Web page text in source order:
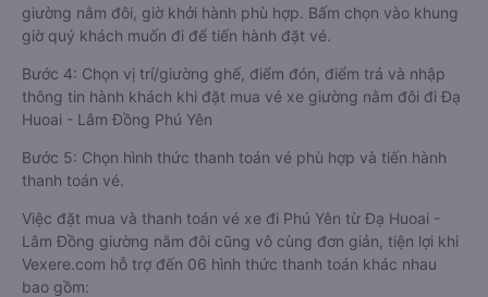
giường nằm đôi, giờ khởi hành phù hợp. Bấm chọn vào khung
giờ quý khách muốn đi để tiến hành đặt vé.
Bước 4: Chọn vị trí/giường ghế, điểm đón, điểm trả và nhập
thông tin hành khách khi đặt mua vé xe giường nằm đôi đi Đạ
Huoai - Lâm Đồng Phú Yên
Bước 5: Chọn hình thức thanh toán vé phù hợp và tiến hành
thanh toán vé.
Việc đặt mua và thanh toán vé xe đi Phú Yên từ Đạ Huoai -
Lâm Đồng giường nằm đôi cũng vô cùng đơn giản, tiện lợi khi
Vexere.com hỗ trợ đến 06 hình thức thanh toán khác nhau
bao gồm: